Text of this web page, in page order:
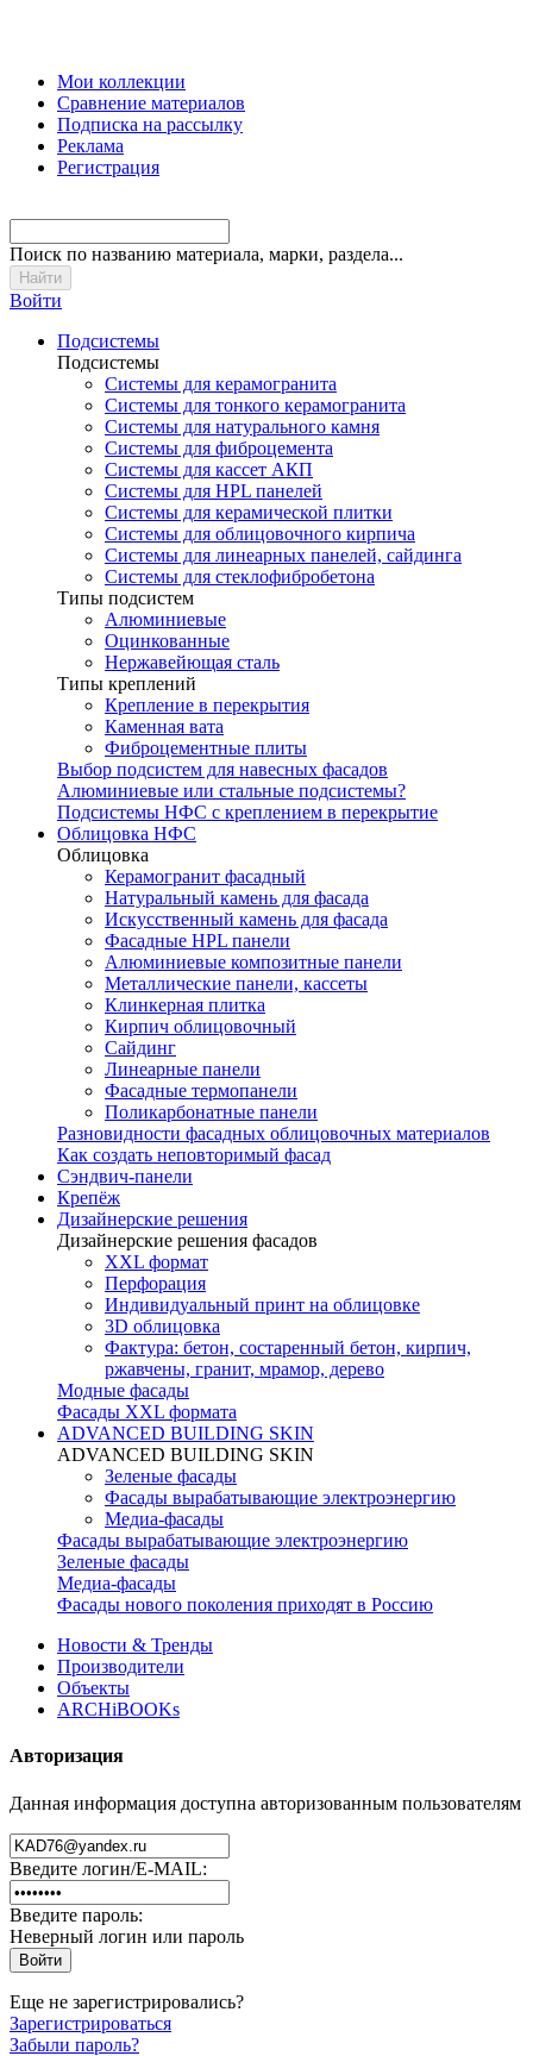
Мои коллекции
Сравнение материалов
Подписка на рассылку
Реклама
Регистрация
Поиск по названию материала, марки, раздела...
Войти
Подсистемы
Подсистемы
Системы для керамогранита
Системы для тонкого керамогранита
Системы для натурального камня
Системы для фиброцемента
Системы для кассет АКП
Системы для HPL панелей
Системы для керамической плитки
Системы для облицовочного кирпича
Системы для линеарных панелей, сайдинга
Системы для стеклофибробетона
Типы подсистем
Алюминиевые
Оцинкованные
Нержавейющая сталь
Типы креплений
Крепление в перекрытия
Каменная вата
Фиброцементные плиты
Выбор подсистем для навесных фасадов
Алюминиевые или стальные подсистемы?
Подсистемы НФС с креплением в перекрытие
Облицовка НФС
Облицовка
Керамогранит фасадный
Натуральный камень для фасада
Искусственный камень для фасада
Фасадные HPL панели
Алюминиевые композитные панели
Металлические панели, кассеты
Клинкерная плитка
Кирпич облицовочный
Сайдинг
Линеарные панели
Фасадные термопанели
Поликарбонатные панели
Разновидности фасадных облицовочных материалов
Как создать неповторимый фасад
Сэндвич-панели
Крепёж
Дизайнерские решения
Дизайнерские решения фасадов
XXL формат
Перфорация
Индивидуальный принт на облицовке
3D облицовка
Фактура: бетон, состаренный бетон, кирпич,
ржавчены, гранит, мрамор, дерево
Модные фасады
Фасады XXL формата
ADVANCED BUILDING SKIN
ADVANCED BUILDING SKIN
Зеленые фасады
Фасады вырабатывающие электроэнергию
Медиа-фасады
Фасады вырабатывающие электроэнергию
Зеленые фасады
Медиа-фасады
Фасады нового поколения приходят в Россию
Новости & Тренды
Производители
Объекты
ARCHiBOOKs
Авторизация
Данная информация доступна авторизованным пользователям
Введите логин/E-MAIL:
Введите пароль:
Неверный логин или пароль
Еще не зарегистрировались?
Зарегистрироваться
Забыли пароль?